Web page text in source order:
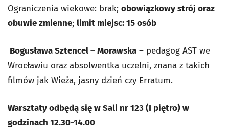
Ograniczenia wiekowe: brak; obowiązkowy strój oraz
obuwie zmienne; limit miejsc: 15 osób
Bogusława Sztencel – Morawska – pedagog AST we
Wrocławiu oraz absolwentka uczelni, znana z takich
filmów jak Wieża, jasny dzień czy Erratum.
Warsztaty odbędą się w Sali nr 123 (I piętro) w
godzinach 12.30-14.00